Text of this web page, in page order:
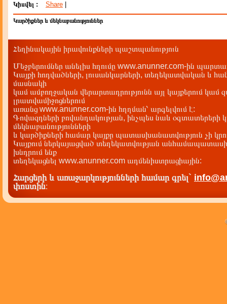
Կիսվել : Share
Կարծիքներ և մեկնաբանություններ
Հեղինակային իրավունքների պաշտպանություն
Մեջբերումներ անելիս հղումը www.anunner.com-ին
Կայքի հոդվածների, լուսանկարների, տեղեկատվական և
մասնակի
կամ ամբողջական վերարտադրությունն այլ կայքերում կամ
լրատվամիջոցներում
առանց www.anunner.com-ին հղղման՝ արգելվում է:
Գովազդների բովանդակության, ինչպես նաև օգտատերերի
մեկնաբանությունների
և կարծիքների համար կայքը պատասխանատվություն չի
Կայքում ներկայացված տեղեկատվության
խնդրում ենք
տեղեկացնել www.anunner.com ադմենիստրացիային:
Հարցերի և առաջարկությունների համար գրել`
փոստին: